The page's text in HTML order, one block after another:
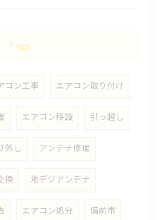
Tags
コン工事 エアコン取り付け
エアコン移設 引っ越し
外し アンテナ修理
換 地デジアンテナ
エアコン処分 備前市